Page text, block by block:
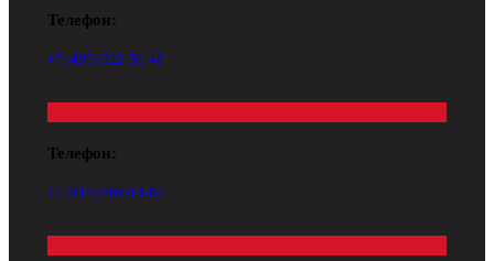
Телефон:
+7 (495) 922-50-48
Телефон:
+7 (916) 669-14-83